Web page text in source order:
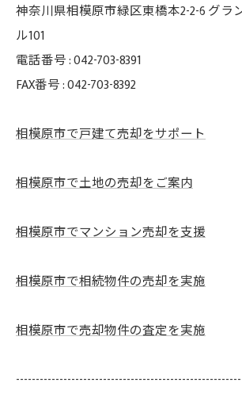
神奈川県相模原市緑区東橋本2-2-6 グラ
ル101
電話番号 : 042-703-8391
FAX番号 : 042-703-8392
相模原市で戸建て売却をサポート
相模原市で土地の売却をご案内
相模原市でマンション売却を支援
相模原市で相続物件の売却を実施
相模原市で売却物件の査定を実施